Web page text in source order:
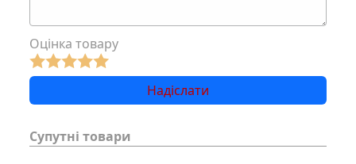
Оцінка товару
Супутні товари